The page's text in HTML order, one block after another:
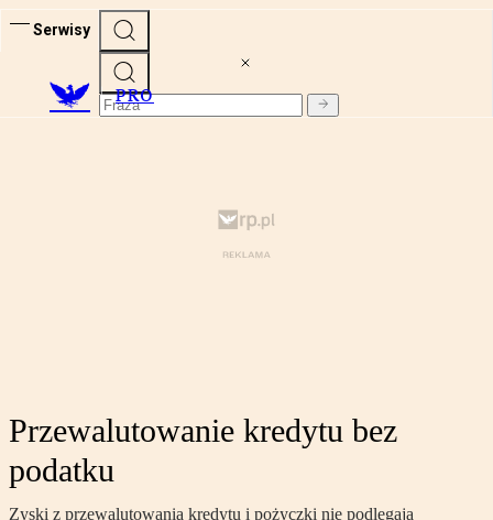
Serwisy
PRO
Przewalutowanie kredytu bez
podatku
Zyski z przewalutowania kredytu i pożyczki nie podlegają